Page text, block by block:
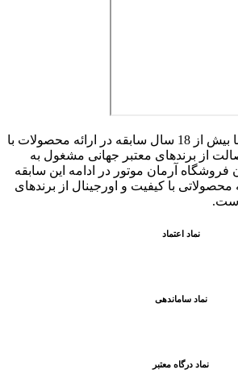
مجموعه آرمان موتور با بیش از 18 سال سابقه در ارائه محصولات با
از برندهای معتبر جهانی مشغول به
آرمان موتور در ادامه اين سابقه
محصولاتی با کيفيت و اورجينال از برندهای
است.
نماد اعتماد
نماد ساماندهی
نماد درگاه معتبر